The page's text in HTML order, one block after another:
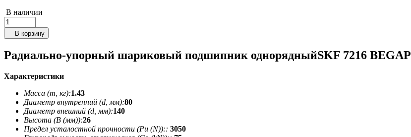
В наличии
В корзину
Радиально-упорный шариковый подшипник однорядныйSKF 7216 BEGAP
Характеристики
Масса (m, кг):1.43
Диаметр внутренний (d, мм):80
Диаметр внешний (d, мм):140
Высота (В (мм)):26
Предел усталостной прочности (Pu (N)):: 3050